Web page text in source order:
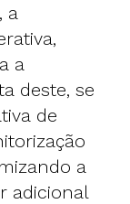
a
a
deste, se
de
a
adicional